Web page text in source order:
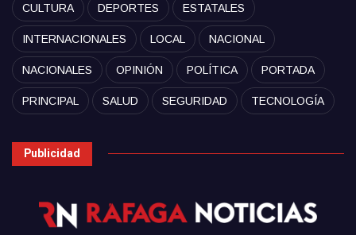
CULTURA DEPORTES ESTATALES
INTERNACIONALES LOCAL NACIONAL
NACIONALES OPINIÓN POLÍTICA PORTADA
PRINCIPAL SALUD SEGURIDAD TECNOLOGÍA
Publicidad